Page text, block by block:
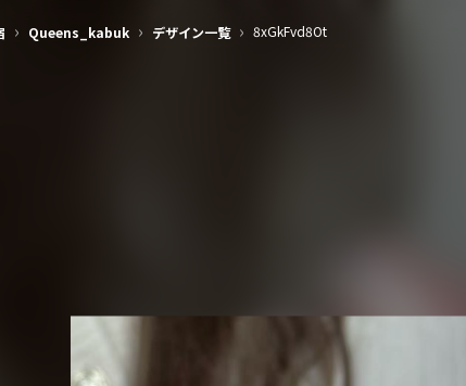
› Queens_kabuk › デザイン一覧 › 8xGkFvd8Ot